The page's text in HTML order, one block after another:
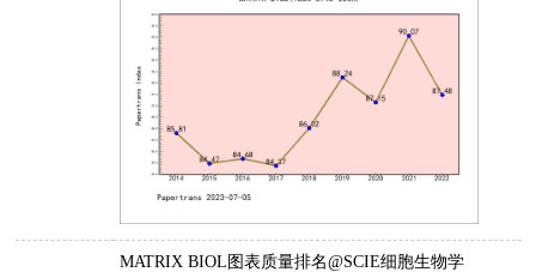
MATRIX BIOL图表质量排名@SCIE细胞生物学